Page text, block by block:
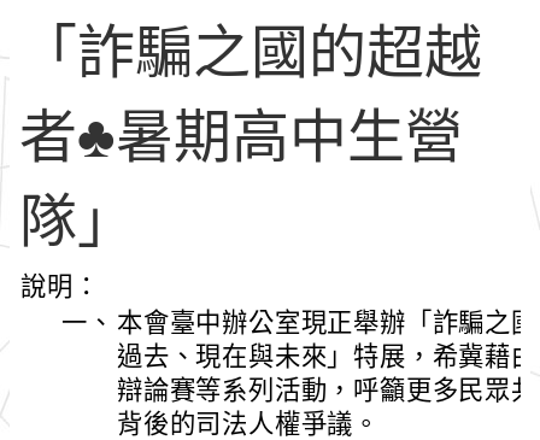
「詐騙之國的超越
者♣暑期高中生營
隊」
說明：
一、 本會臺中辦公室現正舉辦「詐騙之
過去、現在與未來」特展，希冀藉
辯論賽等系列活動，呼籲更多民眾
背後的司法人權爭議。